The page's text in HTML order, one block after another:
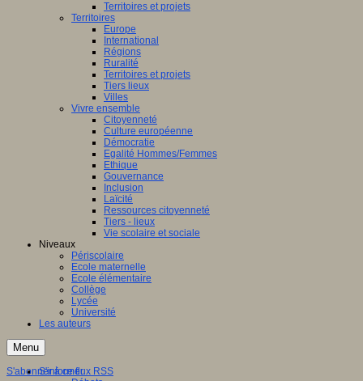
Territoires et projets
Territoires
Europe
International
Régions
Ruralité
Territoires et projets
Tiers lieux
Villes
Vivre ensemble
Citoyenneté
Culture européenne
Démocratie
Egalité Hommes/Femmes
Ethique
Gouvernance
Inclusion
Laïcité
Ressources citoyenneté
Tiers - lieux
Vie scolaire et sociale
Niveaux
Périscolaire
Ecole maternelle
Ecole élémentaire
Collège
Lycée
Université
Les auteurs
Menu
S'informer
S'abonner à ce flux RSS